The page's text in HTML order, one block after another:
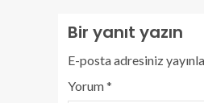
Bir yanıt yazın
E-posta adresiniz
Yorum*